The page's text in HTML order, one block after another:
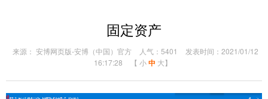
固定资产
来源： 安博网页版-安博（中国）官方 人气：5401
发表时间：2021/01/12
16:17:28
【 小 中 大】